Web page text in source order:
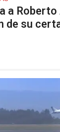
a
de su